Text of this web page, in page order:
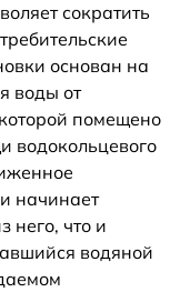
сократить
основан на
воды от
помещено
водокольцевого
начинает
него, что и
водяной